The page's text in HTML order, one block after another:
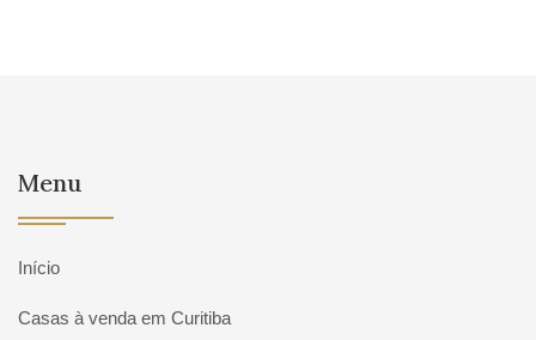
Menu
Início
Casas à venda em Curitiba